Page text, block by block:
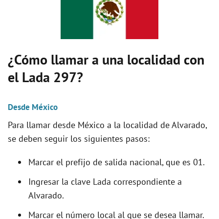
i
d
¿Cómo llamar a una localidad con
el Lada 297?
Desde México
Para llamar desde México a la localidad de Alvarado,
se deben seguir los siguientes pasos:
Marcar el prefijo de salida nacional, que es 01.
Ingresar la clave Lada correspondiente a
Alvarado.
Marcar el número local al que se desea llamar.